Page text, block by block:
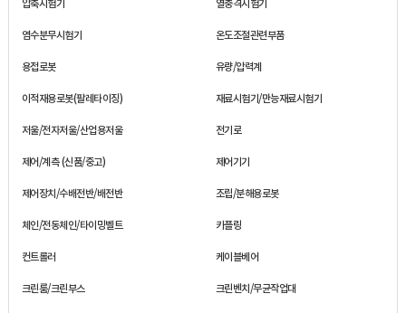
압축시험기 열충격시험기
염수분무시험기 온도조절관련부품
용접로봇 유량/압력계
이적재용로봇(팔레타이징) 재료시험기/만능재료시험기
저울/전자저울/산업용저울 전기로
제어/계측 (신품/중고) 제어기기
제어장치/수배전반/배전반 조립/분해용로봇
체인/전동체인/타이밍벨트 카플링
컨트롤러 케이블베어
크린룸/크린부스 크린벤치/무균작업대